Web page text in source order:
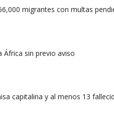
migrantes con multas
África sin previo aviso
capitalina y al menos 13